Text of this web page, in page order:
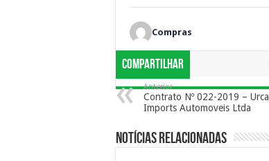
Compras
Compartilhar
Anterior
Contrato Nº 022-2019 – Urca
Imports Automoveis Ltda
Notícias Relacionadas